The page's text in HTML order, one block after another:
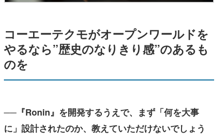
コーエーテクモがオープンワールドを
やるなら”歴史のなりきり感”のあるも
のを
──『Ronin』を開発するうえで、まず「何を大事
に」設計されたのか、教えていただけないでしょう